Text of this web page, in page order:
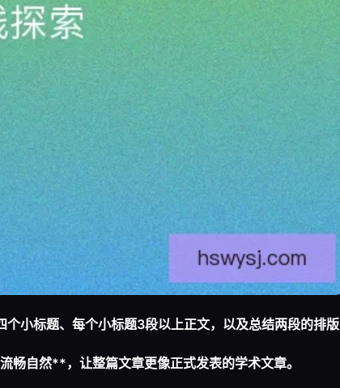
小标题、每个小标题3段以上正文，以及总结两段的排版
自然**，让整篇文章更像正式发表的学术文章。